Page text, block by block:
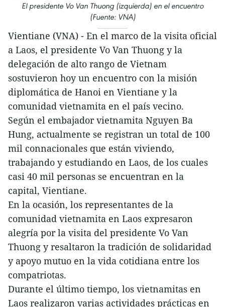
El presidente Vo Van Thuong (izquierda) en el encuentro
(Fuente: VNA)
Vientiane (VNA) - En el marco de la visita oficial
a Laos, el presidente Vo Van Thuong y la
delegación de alto rango de Vietnam
sostuvieron hoy un encuentro con la misión
diplomática de Hanoi en Vientiane y la
comunidad vietnamita en el país vecino.
Según el embajador vietnamita Nguyen Ba
Hung, actualmente se registran un total de 100
mil connacionales que están viviendo,
trabajando y estudiando en Laos, de los cuales
casi 40 mil personas se encuentran en la
capital, Vientiane.
En la ocasión, los representantes de la
comunidad vietnamita en Laos expresaron
alegría por la visita del presidente Vo Van
Thuong y resaltaron la tradición de solidaridad
y apoyo mutuo en la vida cotidiana entre los
compatriotas.
Durante el último tiempo, los vietnamitas en
Laos realizaron varias actividades prácticas en